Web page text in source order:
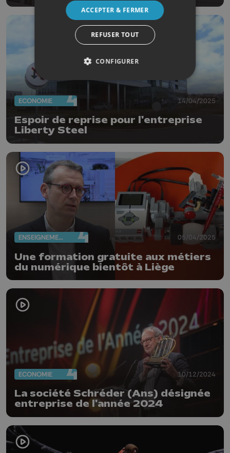
ECONOMIE 14/04/2025
Espoir de reprise pour l'entreprise
Liberty Steel
ENSEIGNEMENT 05/04/2025
Une formation gratuite aux métiers
du numérique bientôt à Liège
ECONOMIE 10/12/2024
La société Schréder (Ans) désignée
entreprise de l'année 2024
ACCEPTER & FERMER
REFUSER TOUT
CONFIGURER